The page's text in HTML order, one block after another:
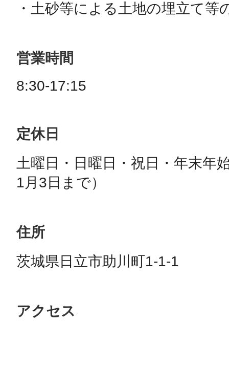
・土砂等による土地の埋立て等
営業時間
8:30-17:15
定休日
土曜日・日曜日・祝日・年末年
1月3日まで）
住所
茨城県日立市助川町1-1-1
アクセス